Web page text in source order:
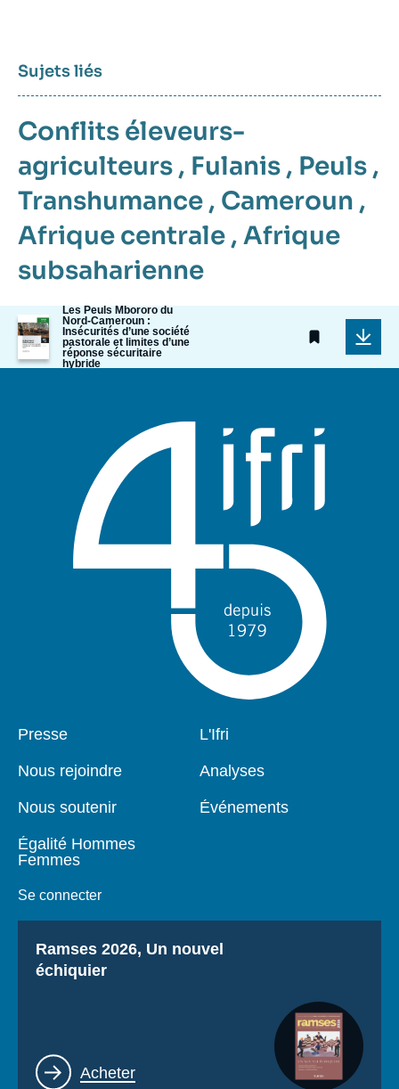
Sujets liés
Conflits éleveurs-
agriculteurs , Fulanis , Peuls ,
Transhumance , Cameroun ,
Afrique centrale , Afrique
subsaharienne
Image
de
couverture
de
Les Peuls Mbororo du
Nord-Cameroun :
Insécurités d’une société
pastorale et limites d’une
réponse sécuritaire
hybride
Pied
Presse
Nous rejoindre
Nous soutenir
Égalité Hommes
Femmes
Se connecter
Navigation
L'Ifri
Analyses
Événements
Titre
Ramses 2026, Un nouvel
échiquier
Lien
Acheter